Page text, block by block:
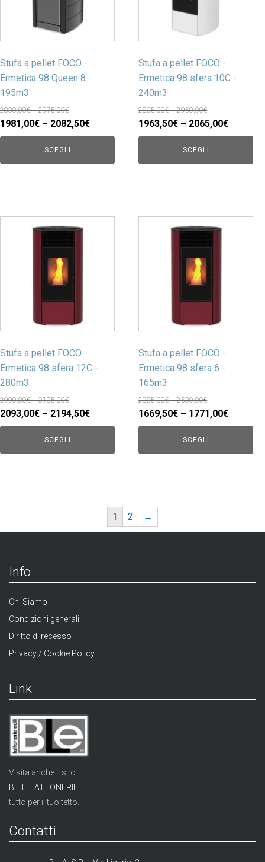
Stufa a pellet FOCO -
Ermetica 98 Queen 8 -
195m3
2830,00€ – 2975,00€
1981,00€ – 2082,50€
SCEGLI
Stufa a pellet FOCO -
Ermetica 98 sfera 10C -
240m3
2805,00€ – 2950,00€
1963,50€ – 2065,00€
SCEGLI
Stufa a pellet FOCO -
Ermetica 98 sfera 12C -
280m3
2990,00€ – 3135,00€
2093,00€ – 2194,50€
SCEGLI
Stufa a pellet FOCO -
Ermetica 98 sfera 6 -
165m3
2385,00€ – 2530,00€
1669,50€ – 1771,00€
SCEGLI
1 2 →
Info
Chi Siamo
Condizioni generali
Diritto di recesso
Privacy / Cookie Policy
Link
Visita anche il sito
B.L.E. LATTONERIE,
tutto per il tuo tetto.
Contatti